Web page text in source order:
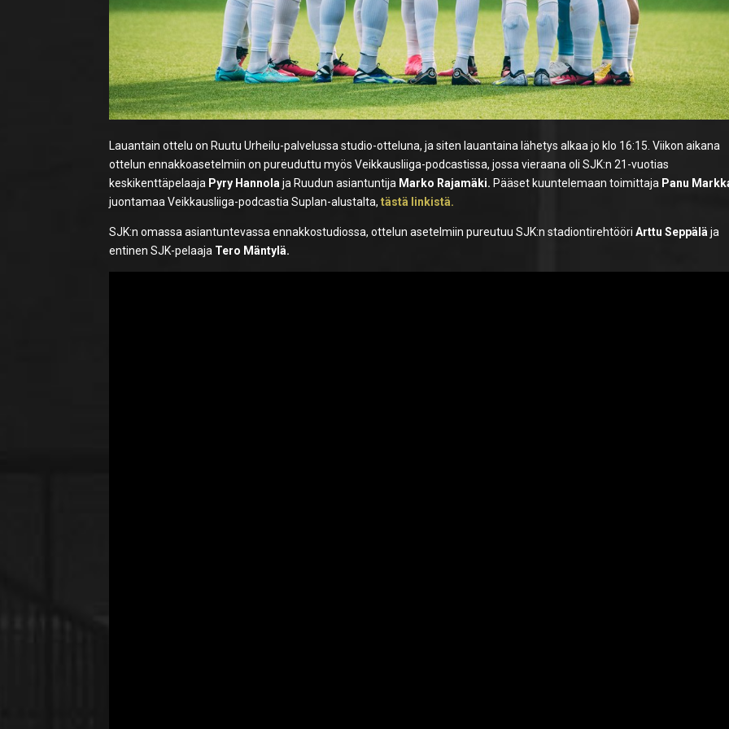
Lauantain ottelu on Ruutu Urheilu-palvelussa studio-otteluna, ja siten lauantaina lähetys alkaa jo klo 16:15. Viikon aikana
ottelun ennakkoasetelmiin on pureuduttu myös Veikkausliiga-podcastissa, jossa vieraana oli SJK:n 21-vuotias
keskikenttäpelaaja Pyry Hannolaja Ruudun asiantuntija Marko Rajamäki. Pääset kuuntelemaan toimittaja Panu
juontamaa Veikkausliiga-podcastia Suplan-alustalta, tästä linkistä.
SJK:n omassa asiantuntevassa ennakkostudiossa, ottelun asetelmiin pureutuu SJK:n stadiontirehtööriArttu Seppäläja
entinen SJK-pelaaja Tero Mäntylä.